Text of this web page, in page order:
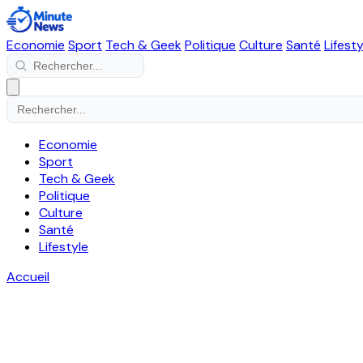
Economie Sport Tech & GeekPolitique Culture Santé
Economie
Sport
Tech & Geek
Politique
Culture
Santé
Lifestyle
Accueil